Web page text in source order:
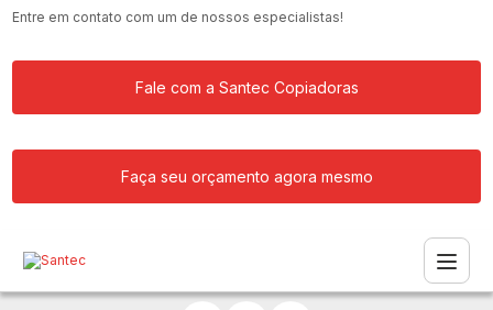
Entre em contato com um de nossos especialistas!
Fale com a Santec Copiadoras
Faça seu orçamento agora mesmo